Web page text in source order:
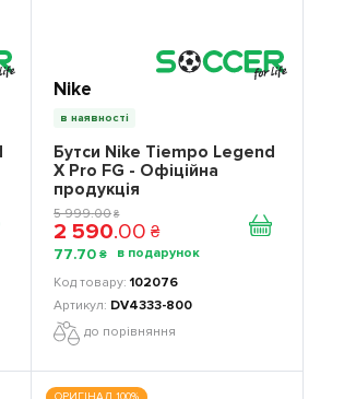
Nike
в наявності
Бутси Nike Tiempo Legend
X Pro FG - Офіційна
продукція
5 999.00 ₴
2 590.00 ₴
77.70 ₴
102076
DV4333-800
до порівняння